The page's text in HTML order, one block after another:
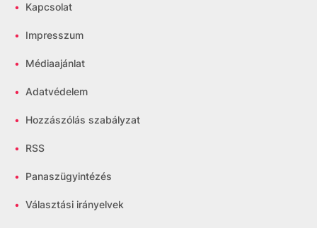
• Kapcsolat
• Impresszum
• Médiaajánlat
• Adatvédelem
• Hozzászólás szabályzat
• RSS
• Panaszügyintézés
• Választási irányelvek